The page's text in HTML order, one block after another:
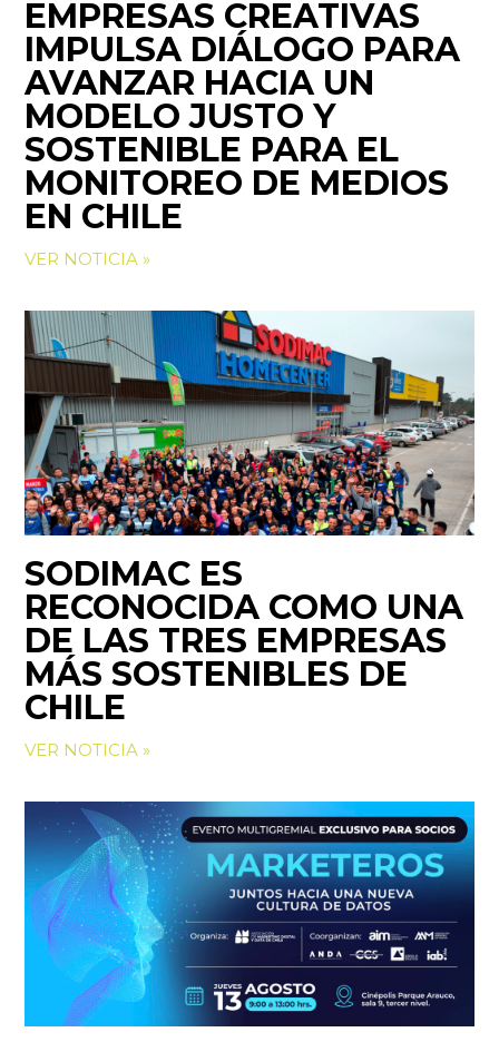
EMPRESAS CREATIVAS
IMPULSA DIÁLOGO PARA
AVANZAR HACIA UN
MODELO JUSTO Y
SOSTENIBLE PARA EL
MONITOREO DE MEDIOS
EN CHILE
VER NOTICIA »
SODIMAC ES
RECONOCIDA COMO UNA
DE LAS TRES EMPRESAS
MÁS SOSTENIBLES DE
CHILE
VER NOTICIA »